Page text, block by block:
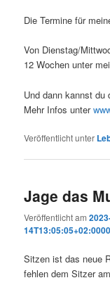
Die Termine für
Von Dienstag/
12 Wochen unter
Und dann kannst du
Mehr Infos unter
Veröffentlicht unter
Jage das
Veröffentlicht am
Sitzen ist das neue
fehlen dem Sitzer